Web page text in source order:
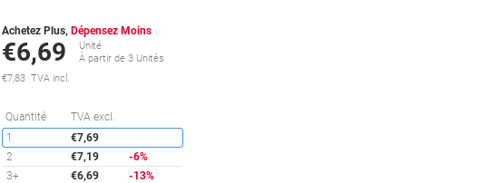
Achetez Plus, Dépensez Moins
€6,69
Unité
À partir de 3 Unités
€7,83 TVA incl.
Quantité TVA excl.
1
€7,69
2
€7,19
-6%
3+
€6,69 -13%